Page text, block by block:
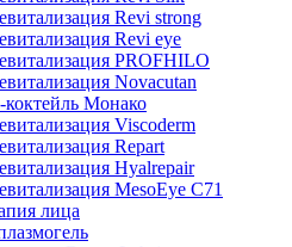
Revi strong
Revi eye
PROFHILO
Novacutan
Монако
Viscoderm
Repart
Hyalrepair
MesoEye C71
лица